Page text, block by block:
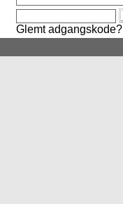
Glemt adgangskode?